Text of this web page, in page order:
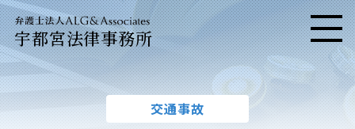
宇都宮法律事務所 メニ
交通事故